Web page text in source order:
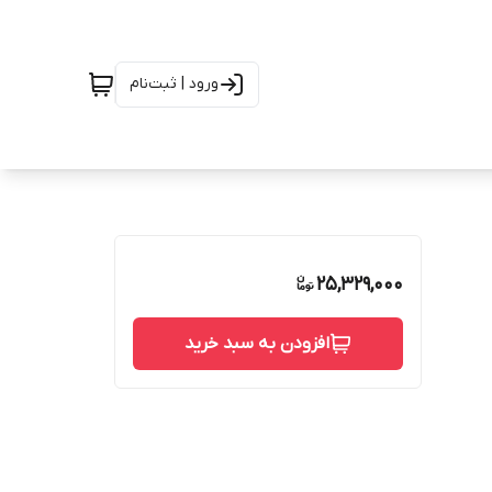
ورود | ثبت‌نام
25,329,000
افزودن به سبد خرید